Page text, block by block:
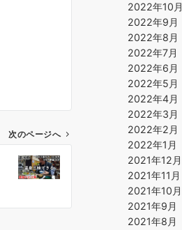
次のページへ
2022年10月
2022年9月
2022年8月
2022年7月
2022年6月
2022年5月
2022年4月
2022年3月
2022年2月
2022年1月
2021年12月
2021年11月
2021年10月
2021年9月
2021年8月